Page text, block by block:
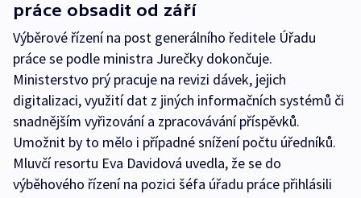
práce obsadit od září
Výběrové řízení na post generálního ředitele Úřadu
práce se podle ministra Jurečky dokončuje.
Ministerstvo prý pracuje na revizi dávek, jejich
digitalizaci, využití dat z jiných informačních systémů či
snadnějším vyřizování a zpracovávání příspěvků.
Umožnit by to mělo i případné snížení počtu úředníků.
Mluvčí resortu Eva Davidová uvedla, že se do
výběhového řízení na pozici šéfa úřadu práce přihlásili